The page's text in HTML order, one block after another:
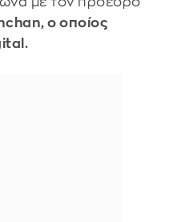
ο οποίος